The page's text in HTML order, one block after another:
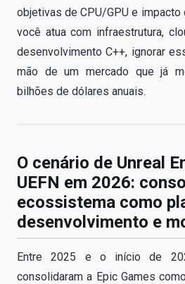
objetivas de CPU/GPU e impacto
você atua com infraestrutura,
desenvolvimento C++, ignorar
mão de um mercado que já
bilhões de dólares anuais.
O cenário de Unreal
UEFN em 2026:
ecossistema como
desenvolvimento e
Entre 2025 e o início de
consolidaram a Epic Games